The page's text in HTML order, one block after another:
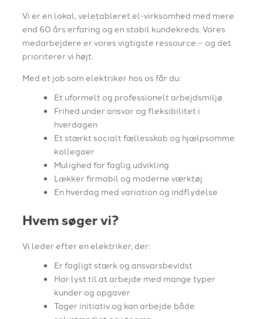
Vi er en lokal, veletableret el-virksomhed med mere
end 60 års erfaring og en stabil kundekreds. Vores
medarbejdere er vores vigtigste ressource – og det
prioriterer vi højt.
Med et job som elektriker hos os får du:
Et uformelt og professionelt arbejdsmiljø
Frihed under ansvar og fleksibilitet i
hverdagen
Et stærkt socialt fællesskab og hjælpsomme
kollegaer
Mulighed for faglig udvikling
Lækker firmabil og moderne værktøj
En hverdag med variation og indflydelse
Hvem søger vi?
Vi leder efter en elektriker, der:
Er fagligt stærk og ansvarsbevidst
Har lyst til at arbejde med mange typer
kunder og opgaver
Tager initiativ og kan arbejde både